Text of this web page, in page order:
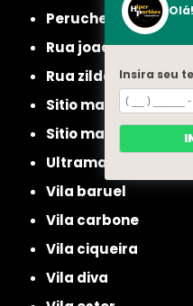
peruche
rua joao ruthe
rua zilda
sitio manda aqui
sitio mandaqui
ultramarino
vila baruel
vila carbone
vila ciqueira
vila diva
Insira seu